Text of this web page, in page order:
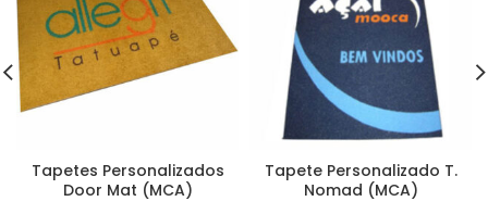
Tapetes Personalizados
Door Mat (MCA)
Tapete Personalizado T.
Nomad (MCA)